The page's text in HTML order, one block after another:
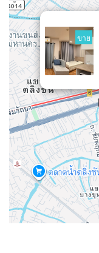
ขาย